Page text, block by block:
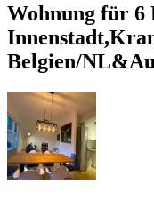
Wohnung für 6
Belgien/